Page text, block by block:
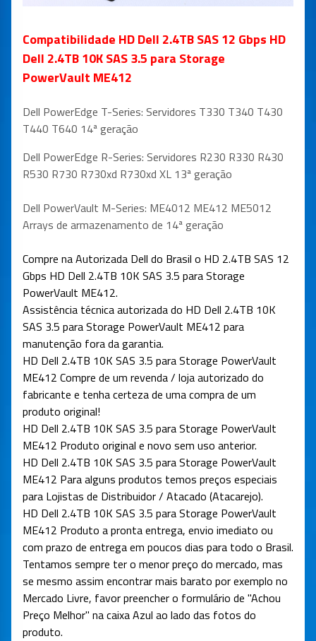
Compatibilidade HD Dell 2.4TB SAS 12 Gbps HD
Dell 2.4TB 10K SAS 3.5 para Storage
PowerVault ME412
Dell PowerEdge T-Series: Servidores T330 T340 T430
T440 T640 14ª geração
Dell PowerEdge R-Series: Servidores R230 R330 R430
R530 R730 R730xd R730xd XL 13ª geração
Dell PowerVault M-Series: ME4012 ME412 ME5012
Arrays de armazenamento de 14ª geração
Compre na Autorizada Dell do Brasil o HD 2.4TB SAS 12
Gbps HD Dell 2.4TB 10K SAS 3.5 para Storage
PowerVault ME412.
Assistência técnica autorizada do HD Dell 2.4TB 10K
SAS 3.5 para Storage PowerVault ME412 para
manutenção fora da garantia.
HD Dell 2.4TB 10K SAS 3.5 para Storage PowerVault
ME412 Compre de um revenda / loja autorizado do
fabricante e tenha certeza de uma compra de um
produto original!
HD Dell 2.4TB 10K SAS 3.5 para Storage PowerVault
ME412 Produto original e novo sem uso anterior.
HD Dell 2.4TB 10K SAS 3.5 para Storage PowerVault
ME412 Para alguns produtos temos preços especiais
para Lojistas de Distribuidor / Atacado (Atacarejo).
HD Dell 2.4TB 10K SAS 3.5 para Storage PowerVault
ME412 Produto a pronta entrega, envio imediato ou
com prazo de entrega em poucos dias para todo o Brasil.
Tentamos sempre ter o menor preço do mercado, mas
se mesmo assim encontrar mais barato por exemplo no
Mercado Livre, favor preencher o formulário de "Achou
Preço Melhor" na caixa Azul ao lado das fotos do
produto.